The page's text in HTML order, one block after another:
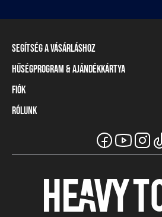
Segítség a vásárláshoz
Szállítási információ
Fizetési módok
Mérettáblázat
Üzleteink és viszonteladók
Gyakori kérdések (GYIK)
Hűségprogram & Ajándékkártya
Törzsvásárlói program
Ajándékkártya
Fiók
Belépés / Regisztráció
Rólunk
A Heavy Tools márka
Viszonteladói információ
Széchenyi Terv Plusz